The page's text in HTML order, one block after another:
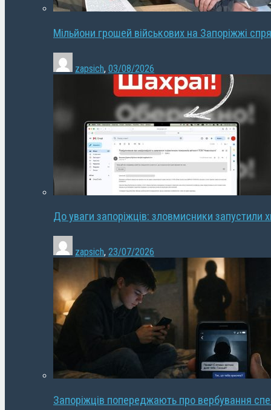
Мільйони грошей військових на Запоріжжі
zapsich, 03/08/2026
До уваги запоріжців: зловмисники запустили
zapsich, 23/07/2026
Запоріжців попереджають про вербування